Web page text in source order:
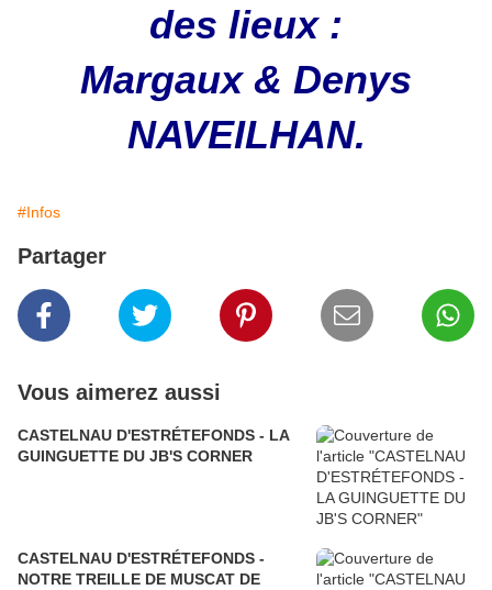
des lieux :
Margaux & Denys
NAVEILHAN.
#Infos
Partager
Vous aimerez aussi
CASTELNAU D'ESTRÉTEFONDS - LA
GUINGUETTE DU JB'S CORNER
CASTELNAU D'ESTRÉTEFONDS -
NOTRE TREILLE DE MUSCAT DE